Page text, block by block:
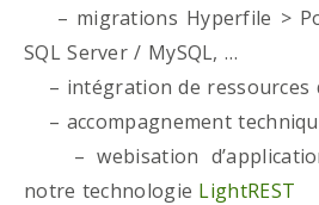
– migrations Hyperfile >
SQL Server / MySQL, …
– intégration de ressources
– accompagnement
– webisation
notre technologie LightREST